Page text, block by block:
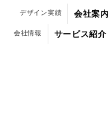
デザイン実績 会社案
会社情報 サービス紹介